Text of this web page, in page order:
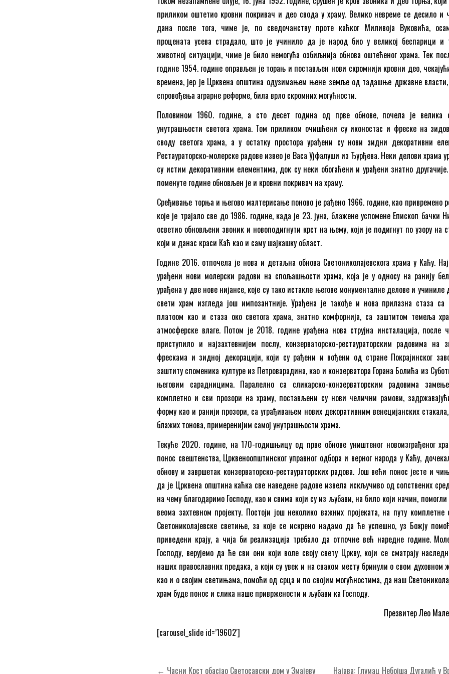
приликом оштетио кровни покривач и део свода у храму. Велико невреме се десило и
дана после тога, чиме је, по сведочанству проте каћког Миливоја Вуковића,
процената усева страдало, што је учинило да је народ био у великој беспарици и
животној ситуацији, чиме је било немогућа озбиљнија обнова оштећеног храма. Тек
године 1954. године оправљен је торањ и постављен нови скромнији кровни део,
времена, јер је Црквена општина одузимањем њене земље од тадашње државне
спровођења аграрне реформе, била врло скромних могућности.
Половином 1960. године, а сто десет година од прве обнове, почела је велика
унутрашњости светога храма. Том приликом очишћени су иконостас и фреске на
своду светога храма, а у остатку простора урађени су нови зидни декоративни
Рестаураторско-молерске радове извео је Васа Ујфалуши из Ђурђева. Неки делови храма
су истим декоративним елементима, док су неки обогаћени и урађени знатно
поменуте године обновљен је и кровни покривач на храму.
Сређивање торња и његово малтерисање поново је рађено 1966. године, као привремено
које је трајало све до 1986. године, када је 23. јуна, блажене успомене Епископ бачки
осветио обновљени звоник и новоподигнути крст на њему, који је подигнут по узору на
који и данас краси Каћ као и саму шајкашку област.
Године 2016. отпочела је нова и детаљна обнова Светониколајевскога храма у Каћу.
урађени нови молерски радови на спољашњости храма, која је у односу на ранију
урађена у две нове нијансе, које су тако истакле његове монументалне делове и учиниле
свети храм изгледа још импозантније. Урађена је такође и нова прилазна стаза
платоом као и стаза око светога храма, знатно комфорнија, са заштитом темеља
атмосферске влаге. Потом је 2018. године урађена нова струјна инсталација, после
приступило и најзахтевнијем послу, конзерваторско-рестаураторским радовима на
фрескама и зидној декорацији, који су рађени и вођени од стране Покрајинског
заштиту споменика културе из Петроварадина, као и конзерватора Горана Болића из
његовим сарадницима. Паралелно са сликарско-конзерваторским радовима
комплетно и сви прозори на храму, постављени су нови челични рамови,
форму као и ранији прозори, са уграђивањем нових декоративним венецијанских
блажих тонова, примеренијим самој унутрашњости храма.
Текуће 2020. године, на 170-годишњицу од прве обнове уништеног новоизграђеног
понос свештенства, Црквеноопштинског управног одбора и верног народа у Каћу,
обнову и завршетак конзерваторско-рестаураторских радова. Још већи понос јесте и
да је Црквена општина каћка све наведене радове извела искључиво од сопствених
на чему благодаримо Господу, као и свима који су из љубави, на било који начин,
веома захтевном пројекту. Постоји још неколико важних пројеката, на путу комплетне
Светониколајевске светиње, за које се искрено надамо да ће успешно, уз Божју
приведени крају, а чија би реализација требало да отпочне већ наредне године.
Господу, верујемо да ће сви они који воле своју свету Цркву, који се сматрају
наших православних предака, а који су увек и на сваком месту бринули о свом духовном
као и о својим светињама, помоћи од срца и по својим могућностима, да наш
храм буде понос и слика наше привржености и љубави ка Господу.
Презвитер Лео
[carousel_slide id=’19602′]
Кретање
← Часни Крст обасјао Светосавски дом у Змајеву Најава: Глумац Небојша Дугалић у